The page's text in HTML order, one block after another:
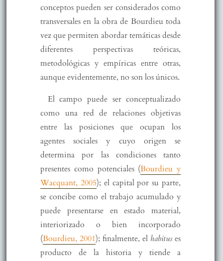
conceptos pueden ser considerados como
transversales en la obra de Bourdieu toda
vez que permiten abordar temáticas desde
diferentes perspectivas teóricas,
metodológicas y empíricas entre otras,
aunque evidentemente, no son los únicos.
El campo puede ser conceptualizado
como una red de relaciones objetivas
entre las posiciones que ocupan los
agentes sociales y cuyo origen se
determina por las condiciones tanto
presentes como potenciales (Bourdieu y
Wacquant, 2005); el capital por su parte,
se concibe como el trabajo acumulado y
puede presentarse en estado material,
interiorizado o bien incorporado
(Bourdieu, 2001); finalmente, el habitus es
producto de la historia y tiende a